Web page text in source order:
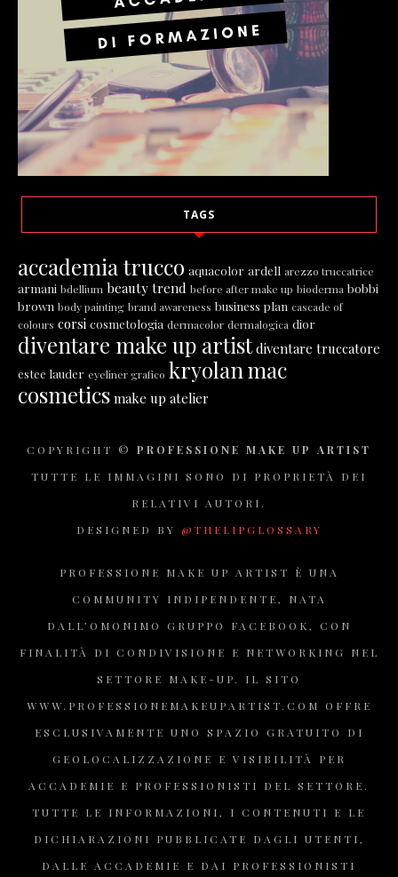
TAGS
accademia trucco aquacolor ardell arezzo truccatrice
armani bdellium beauty trend before after make up bioderma bobbi
brown body painting brand awareness business plan cascade of
colours corsi cosmetologia dermacolor dermalogica dior
diventare make up artist diventare truccatore
estee lauder eyeliner grafico kryolanmac
cosmetics make up atelier
COPYRIGHT © PROFESSIONE MAKE UP ARTIST
TUTTE LE IMMAGINI SONO DI PROPRIETÀ DEI
RELATIVI AUTORI.
DESIGNED BY @THELIPGLOSSARY
PROFESSIONE MAKE UP ARTIST È UNA
COMMUNITY INDIPENDENTE, NATA
DALL’OMONIMO GRUPPO FACEBOOK, CON
FINALITÀ DI CONDIVISIONE E NETWORKING NEL
SETTORE MAKE-UP. IL SITO
WWW.PROFESSIONEMAKEUPARTIST.COM OFFRE
ESCLUSIVAMENTE UNO SPAZIO GRATUITO DI
GEOLOCALIZZAZIONE E VISIBILITÀ PER
ACCADEMIE E PROFESSIONISTI DEL SETTORE.
TUTTE LE INFORMAZIONI, I CONTENUTI E LE
DICHIARAZIONI PUBBLICATE DAGLI UTENTI,
DALLE ACCADEMIE E DAI PROFESSIONISTI